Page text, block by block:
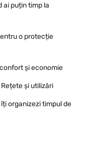
ai puțin timp la
o protecție
și economie
și utilizări
organizezi timpul de